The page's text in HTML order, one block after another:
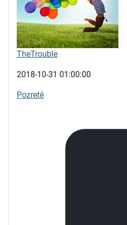
TheTrouble
2018-10-31 01:00:00
Pozreté